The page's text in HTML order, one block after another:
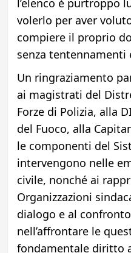
l’elenco è purtroppo
volerlo per aver
compiere il proprio
senza tentennamenti
Un ringraziamento
ai magistrati del
Forze di Polizia, alla
del Fuoco, alla
le componenti del
intervengono nelle
civile, nonché ai
Organizzazioni
dialogo e al
nell’affrontare le
fondamentale diritto